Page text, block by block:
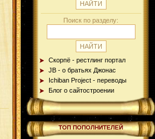
Поиск по разделу:
Скорпё - рестлинг портал
JB - о братьях Джонас
Ichiban Project - переводы
Блог о сайтостроении
ТОП ПОПОЛНИТЕЛЕЙ